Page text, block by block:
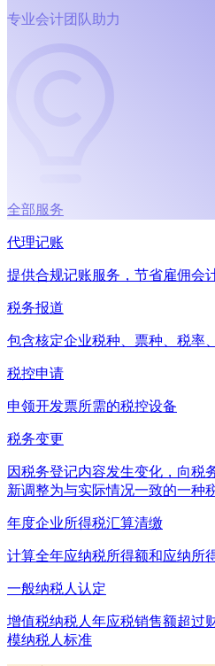
专业会计团队助力
全部服务
代理记账
提供合规记账服务，节省雇佣会
税务报道
包含核定企业税种、票种、税率
税控申请
申领开发票所需的税控设备
税务变更
因税务登记内容发生变化，向税
新调整为与实际情况一致的一种
年度企业所得税汇算清缴
计算全年应纳税所得额和应纳所
一般纳税人认定
增值税纳税人年应税销售额超过
模纳税人标准